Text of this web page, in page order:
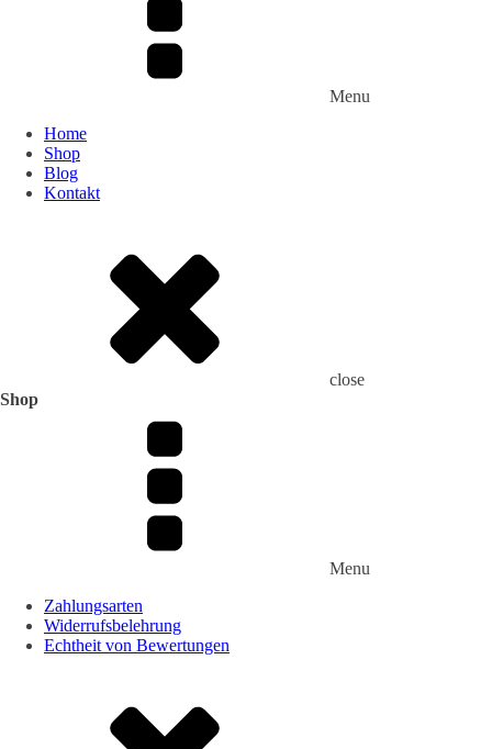
Menu
Home
Shop
Blog
Kontakt
close
Shop
Menu
Zahlungsarten
Widerrufsbelehrung
Echtheit von Bewertungen